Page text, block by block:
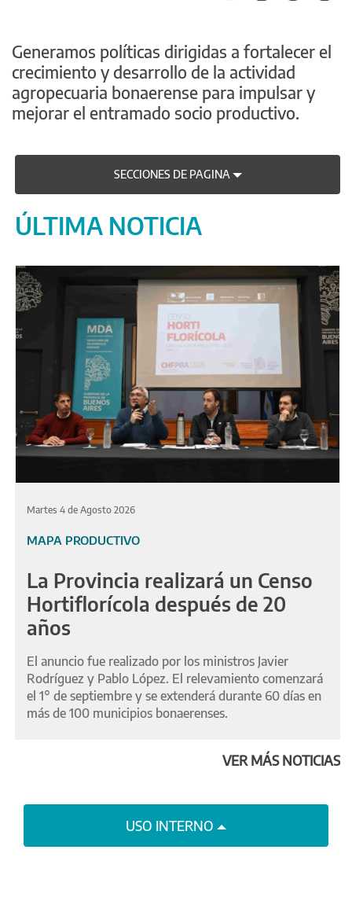
Generamos políticas dirigidas a fortalecer el
crecimiento y desarrollo de la actividad
agropecuaria bonaerense para impulsar y
mejorar el entramado socio productivo.
SECCIONES DE PAGINA
ÚLTIMA NOTICIA
Martes 4 de Agosto 2026
MAPA PRODUCTIVO
La Provincia realizará un Censo
Hortiflorícola después de 20
años
El anuncio fue realizado por los ministros Javier
Rodríguez y Pablo López. El relevamiento comenzará
el 1° de septiembre y se extenderá durante 60 días en
más de 100 municipios bonaerenses.
VER MÁS NOTICIAS
USO INTERNO